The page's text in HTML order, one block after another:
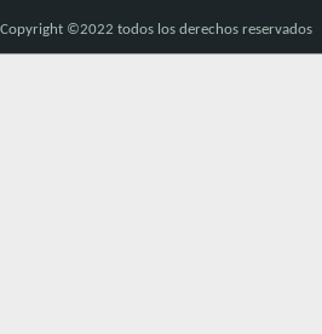
Copyright ©2022 todos los derechos reservados